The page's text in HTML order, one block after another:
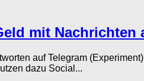
mit Nachrichten
auf Telegram
dazu Social...